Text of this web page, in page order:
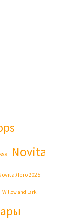
Novita
Лето 2025
Willow and Lark